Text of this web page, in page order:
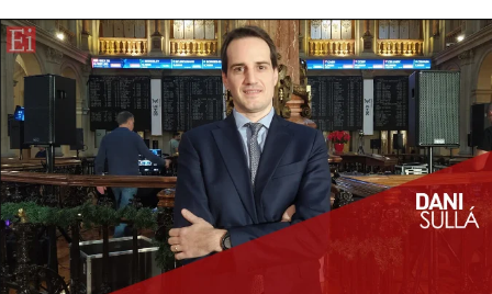
r
d
e
c